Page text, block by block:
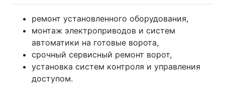
ремонт установленного оборудования,
монтаж электроприводов и систем
автоматики на готовые ворота,
срочный сервисный ремонт ворот,
установка систем контроля и управления
доступом.